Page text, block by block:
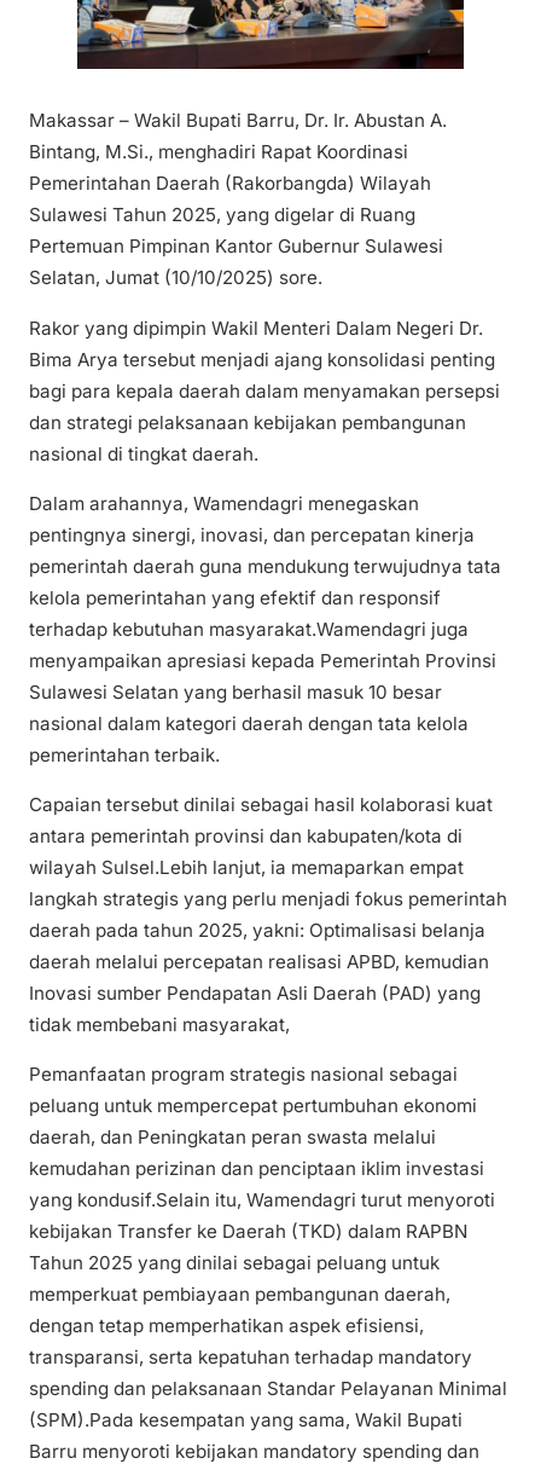
Makassar – Wakil Bupati Barru, Dr. Ir. Abustan A.
Bintang, M.Si., menghadiri Rapat Koordinasi
Pemerintahan Daerah (Rakorbangda) Wilayah
Sulawesi Tahun 2025, yang digelar di Ruang
Pertemuan Pimpinan Kantor Gubernur Sulawesi
Selatan, Jumat (10/10/2025) sore.
Rakor yang dipimpin Wakil Menteri Dalam Negeri Dr.
Bima Arya tersebut menjadi ajang konsolidasi penting
bagi para kepala daerah dalam menyamakan persepsi
dan strategi pelaksanaan kebijakan pembangunan
nasional di tingkat daerah.
Dalam arahannya, Wamendagri menegaskan
pentingnya sinergi, inovasi, dan percepatan kinerja
pemerintah daerah guna mendukung terwujudnya tata
kelola pemerintahan yang efektif dan responsif
terhadap kebutuhan masyarakat.Wamendagri juga
menyampaikan apresiasi kepada Pemerintah Provinsi
Sulawesi Selatan yang berhasil masuk 10 besar
nasional dalam kategori daerah dengan tata kelola
pemerintahan terbaik.
Capaian tersebut dinilai sebagai hasil kolaborasi kuat
antara pemerintah provinsi dan kabupaten/kota di
wilayah Sulsel.Lebih lanjut, ia memaparkan empat
langkah strategis yang perlu menjadi fokus pemerintah
daerah pada tahun 2025, yakni: Optimalisasi belanja
daerah melalui percepatan realisasi APBD, kemudian
Inovasi sumber Pendapatan Asli Daerah (PAD) yang
tidak membebani masyarakat,
Pemanfaatan program strategis nasional sebagai
peluang untuk mempercepat pertumbuhan ekonomi
daerah, dan Peningkatan peran swasta melalui
kemudahan perizinan dan penciptaan iklim investasi
yang kondusif.Selain itu, Wamendagri turut menyoroti
kebijakan Transfer ke Daerah (TKD) dalam RAPBN
Tahun 2025 yang dinilai sebagai peluang untuk
memperkuat pembiayaan pembangunan daerah,
dengan tetap memperhatikan aspek efisiensi,
transparansi, serta kepatuhan terhadap mandatory
spending dan pelaksanaan Standar Pelayanan Minimal
(SPM).Pada kesempatan yang sama, Wakil Bupati
Barru menyoroti kebijakan mandatory spending dan